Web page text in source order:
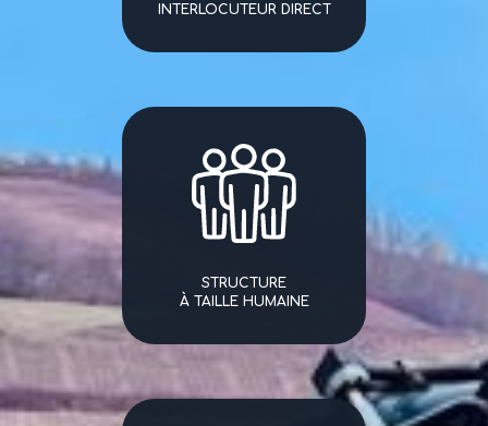
INTERLOCUTEUR DIRECT
STRUCTURE
À TAILLE HUMAINE